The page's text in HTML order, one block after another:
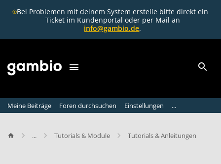
Bei Problemen mit deinem System erstelle bitte direkt ein
Ticket im Kundenportal oder per Mail an
info@gambio.de.
Meine Beiträge Foren durchsuchen Einstellungen ...
... Tutorials & Module Tutorials & Anleitungen